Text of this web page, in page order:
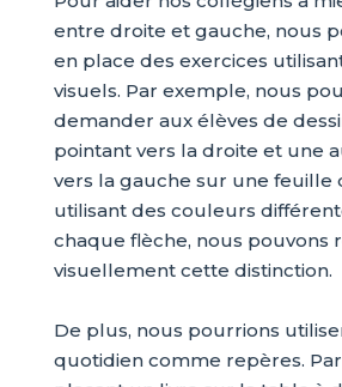
entre droite et gauche, nous
en place des exercices
visuels. Par exemple, nous
demander aux élèves de
pointant vers la droite et une
vers la gauche sur une feuille
utilisant des couleurs
chaque flèche, nous pouvons
visuellement cette distinction.
De plus, nous pourrions
quotidien comme repères.